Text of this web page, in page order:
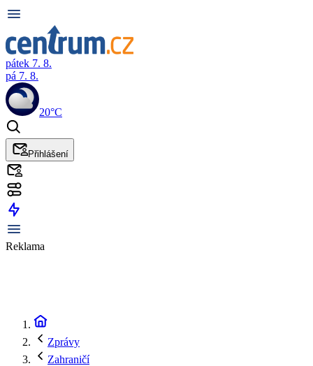
pátek 7. 8.
pá 7. 8.
20°C
Přihlášení
Reklama
Zprávy
Zahraničí